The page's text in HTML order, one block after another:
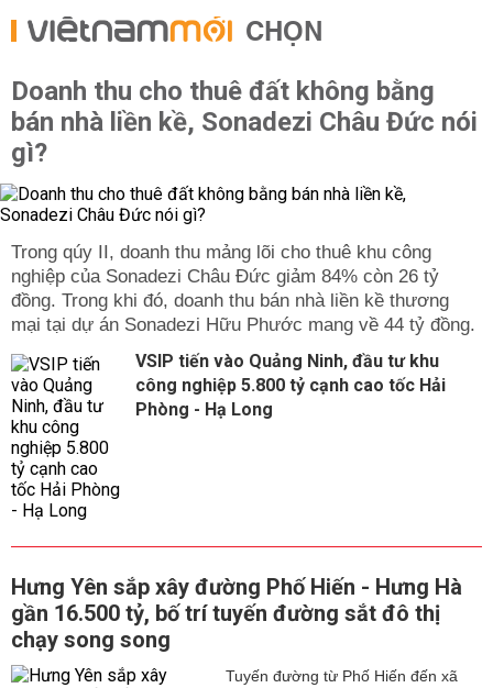
CHỌN
Doanh thu cho thuê đất không bằng
bán nhà liền kề, Sonadezi Châu Đức nói
gì?
Trong qúy II, doanh thu mảng lõi cho thuê khu công
nghiệp của Sonadezi Châu Đức giảm 84% còn 26 tỷ
đồng. Trong khi đó, doanh thu bán nhà liền kề thương
mại tại dự án Sonadezi Hữu Phước mang về 44 tỷ đồng.
VSIP tiến vào Quảng Ninh, đầu tư khu
công nghiệp 5.800 tỷ cạnh cao tốc Hải
Phòng - Hạ Long
Hưng Yên sắp xây đường Phố Hiến - Hưng Hà
gần 16.500 tỷ, bố trí tuyến đường sắt đô thị
chạy song song
Tuyến đường từ Phố Hiến đến xã